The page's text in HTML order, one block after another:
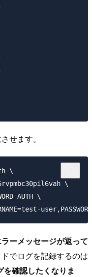
せます。
\
\
\
ーメッセージが返って
でログを記録するのは
を確認したくなりま